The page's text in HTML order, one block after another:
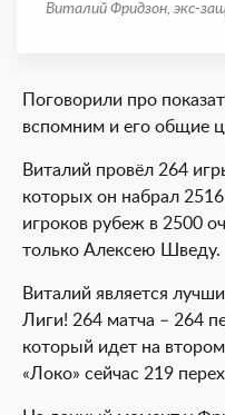
Виталий Фридзон, экс-
Поговорили про
вспомним и его общие
Виталий провёл 264
которых он набрал
игроков рубеж в 2500
только Алексею Шведу.
Виталий является
Лиги! 264 матча – 264
который идет на
«Локо» сейчас 219